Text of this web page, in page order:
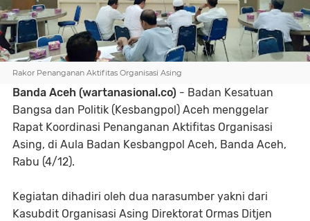
Rakor Penanganan Aktifitas Organisasi Asing
Banda Aceh (wartanasional.co) - Badan Kesatuan
Bangsa dan Politik (Kesbangpol) Aceh menggelar
Rapat Koordinasi Penanganan Aktifitas Organisasi
Asing, di Aula Badan Kesbangpol Aceh, Banda Aceh,
Rabu (4/12).
Kegiatan dihadiri oleh dua narasumber yakni dari
Kasubdit Organisasi Asing Direktorat Ormas Ditjen